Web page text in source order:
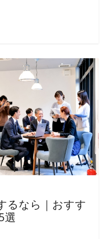
具は海外でも人気があ
るなら｜おすす